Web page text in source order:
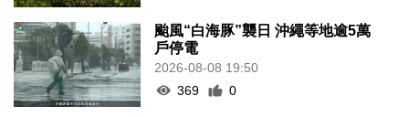
颱風“白海豚”襲日 沖繩等地逾5萬
戶停電
2026-08-08 19:50
369
0